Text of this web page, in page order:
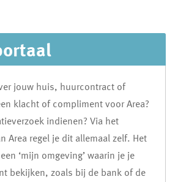
jouw huis, huurcontract of
klacht of compliment voor Area?
indienen? Via het
Area regel je dit allemaal zelf. Het
‘mijn omgeving’ waarin je je
bekijken, zoals bij de bank of de